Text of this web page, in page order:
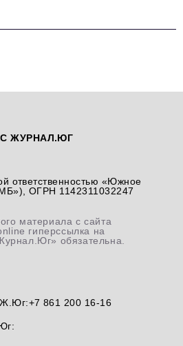
ЖУРНАЛ.ЮГ
ответственностью «Южное
ОГРН 1142311032247
материала с сайта
гиперссылка на
обязательна.
+7 861 200 16-16